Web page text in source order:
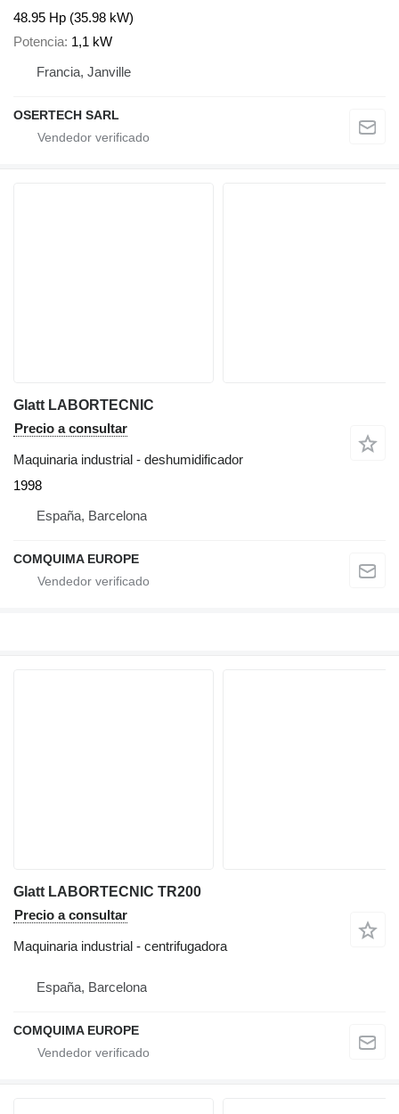
48.95 Hp (35.98 kW)
Potencia 1,1 kW
Francia, Janville
OSERTECH SARL
Glatt LABORTECNIC
Precio a consultar
Maquinaria industrial - deshumidificador
1998
España, Barcelona
COMQUIMA EUROPE
Glatt LABORTECNIC TR200
Precio a consultar
Maquinaria industrial - centrifugadora
España, Barcelona
COMQUIMA EUROPE